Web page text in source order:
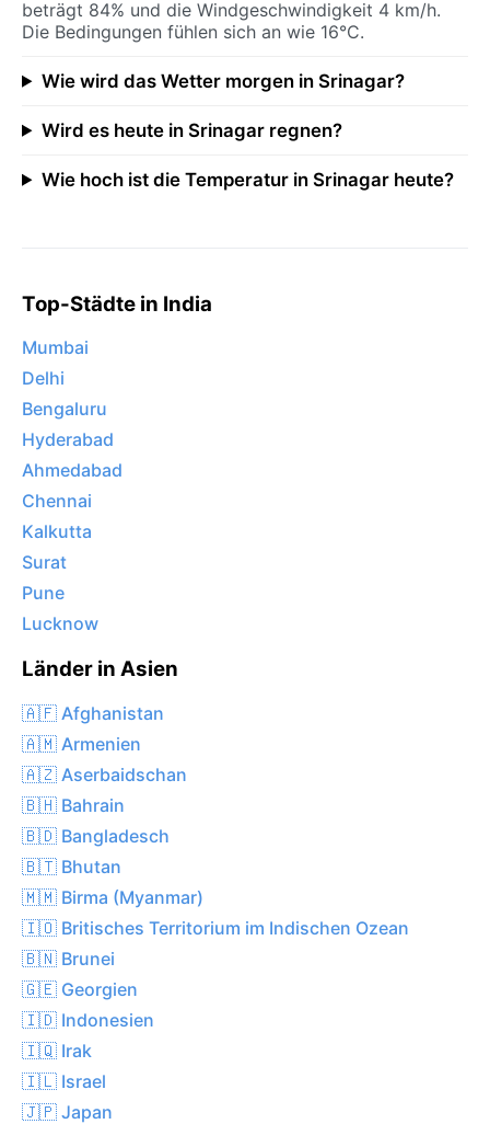
beträgt 84% und die Windgeschwindigkeit 4 km/h.
Die Bedingungen fühlen sich an wie 16°C.
Wie wird das Wetter morgen in Srinagar?
Wird es heute in Srinagar regnen?
Wie hoch ist die Temperatur in Srinagar heute?
Top-Städte in India
Mumbai
Delhi
Bengaluru
Hyderabad
Ahmedabad
Chennai
Kalkutta
Surat
Pune
Lucknow
Länder in Asien
🇦🇫 Afghanistan
🇦🇲 Armenien
🇦🇿 Aserbaidschan
🇧🇭 Bahrain
🇧🇩 Bangladesch
🇧🇹 Bhutan
🇲🇲 Birma (Myanmar)
🇮🇴 Britisches Territorium im Indischen Ozean
🇧🇳 Brunei
🇬🇪 Georgien
🇮🇩 Indonesien
🇮🇶 Irak
🇮🇱 Israel
🇯🇵 Japan